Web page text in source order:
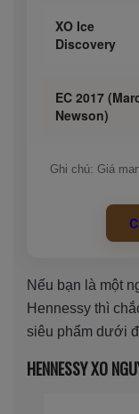
XO Ice
Discovery
EC 2017
Newson)
Ghi chú: Giá
Nếu bạn là một
Hennessy thì
siêu phẩm dưới
HENNESSY XO